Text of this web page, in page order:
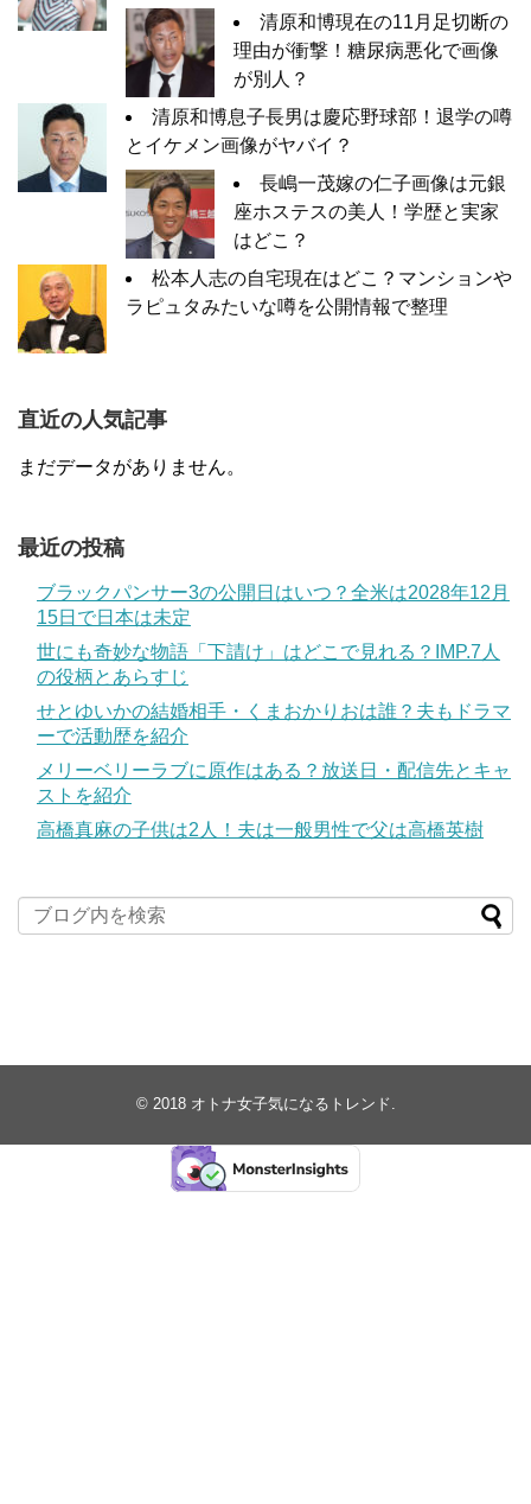
清原和博現在の11月足切断の
理由が衝撃！糖尿病悪化で画像
が別人？
清原和博息子長男は慶応野球部！退学の噂
とイケメン画像がヤバイ？
長嶋一茂嫁の仁子画像は元銀
座ホステスの美人！学歴と実家
はどこ？
松本人志の自宅現在はどこ？マンションや
ラピュタみたいな噂を公開情報で整理
直近の人気記事
まだデータがありません。
最近の投稿
ブラックパンサー3の公開日はいつ？全米は2028年12月
15日で日本は未定
世にも奇妙な物語「下請け」はどこで見れる？IMP.7人
の役柄とあらすじ
せとゆいかの結婚相手・くまおかりおは誰？夫もドラマ
ーで活動歴を紹介
メリーベリーラブに原作はある？放送日・配信先とキャ
ストを紹介
高橋真麻の子供は2人！夫は一般男性で父は高橋英樹
© 2018 オトナ女子気になるトレンド.